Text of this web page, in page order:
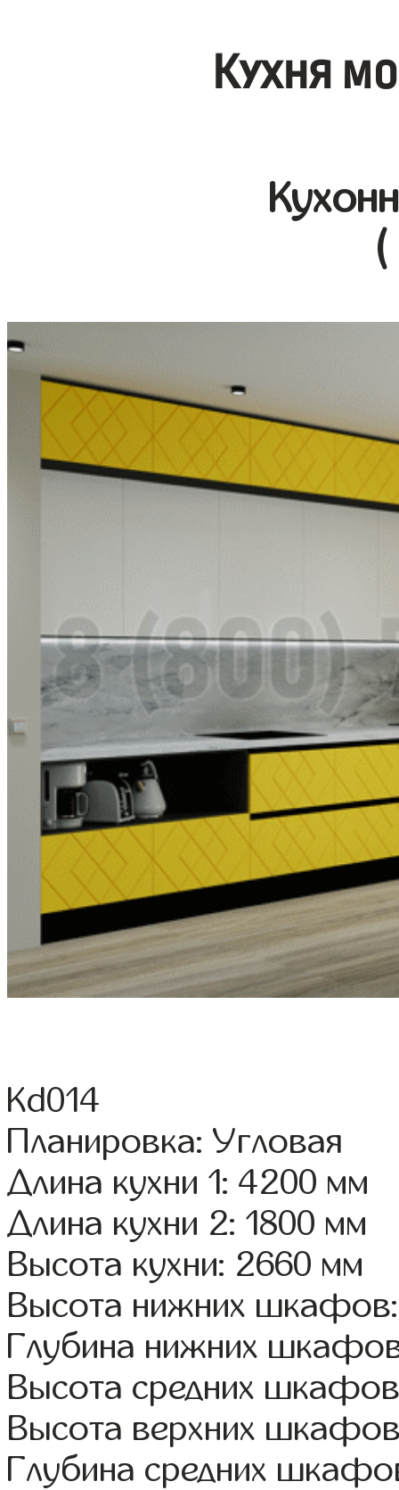
Кухня
(
Kd014
Планировка: Угловая
Длина кухни 1: 4200 мм
Длина кухни 2: 1800 мм
Высота кухни: 2660 мм
Высота нижних
Глубина нижних
Высота средних
Высота верхних
Глубина средних